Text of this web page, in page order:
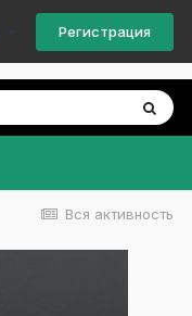
Регистрация
Вся активность